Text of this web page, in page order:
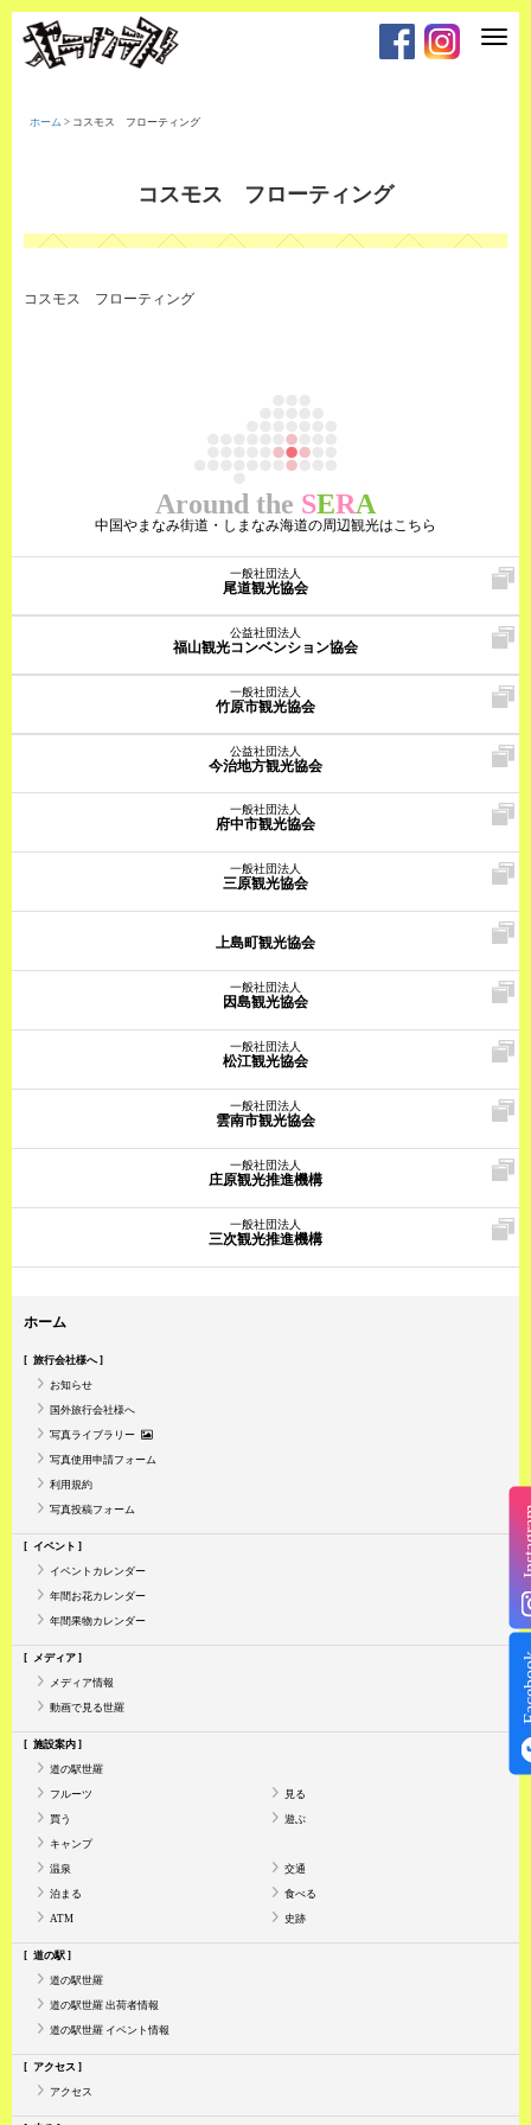
T
t
i
ホーム > コスモス フローティング
コスモス フローティング
コスモス フローティング
Around the SERA
中国やまなみ街道・しまなみ海道の周辺観光はこちら
一般社団法人
尾道観光協会
公益社団法人
福山観光コンベンション協会
一般社団法人
竹原市観光協会
公益社団法人
今治地方観光協会
一般社団法人
府中市観光協会
一般社団法人
三原観光協会
上島町観光協会
一般社団法人
因島観光協会
一般社団法人
松江観光協会
一般社団法人
雲南市観光協会
一般社団法人
庄原観光推進機構
一般社団法人
三次観光推進機構
ホーム
旅行会社様へ
お知らせ
国外旅行会社様へ
写真ライブラリー
写真使用申請フォーム
利用規約
写真投稿フォーム
イベント
イベントカレンダー
年間お花カレンダー
年間果物カレンダー
メディア
メディア情報
動画で見る世羅
施設案内
道の駅世羅
フルーツ 見る
買う 遊ぶ
キャンプ
温泉 交通
泊まる 食べる
ATM 史跡
道の駅
道の駅世羅
道の駅世羅 出荷者情報
道の駅世羅 イベント情報
アクセス
アクセス